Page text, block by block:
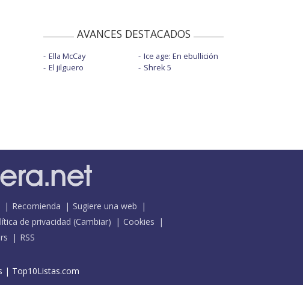
AVANCES DESTACADOS
Ella McCay
El jilguero
Ice age: En ebullición
Shrek 5
Recomienda
Sugiere una web
de privacidad (Cambiar)
Cookies
RSS
| Top10Listas.com